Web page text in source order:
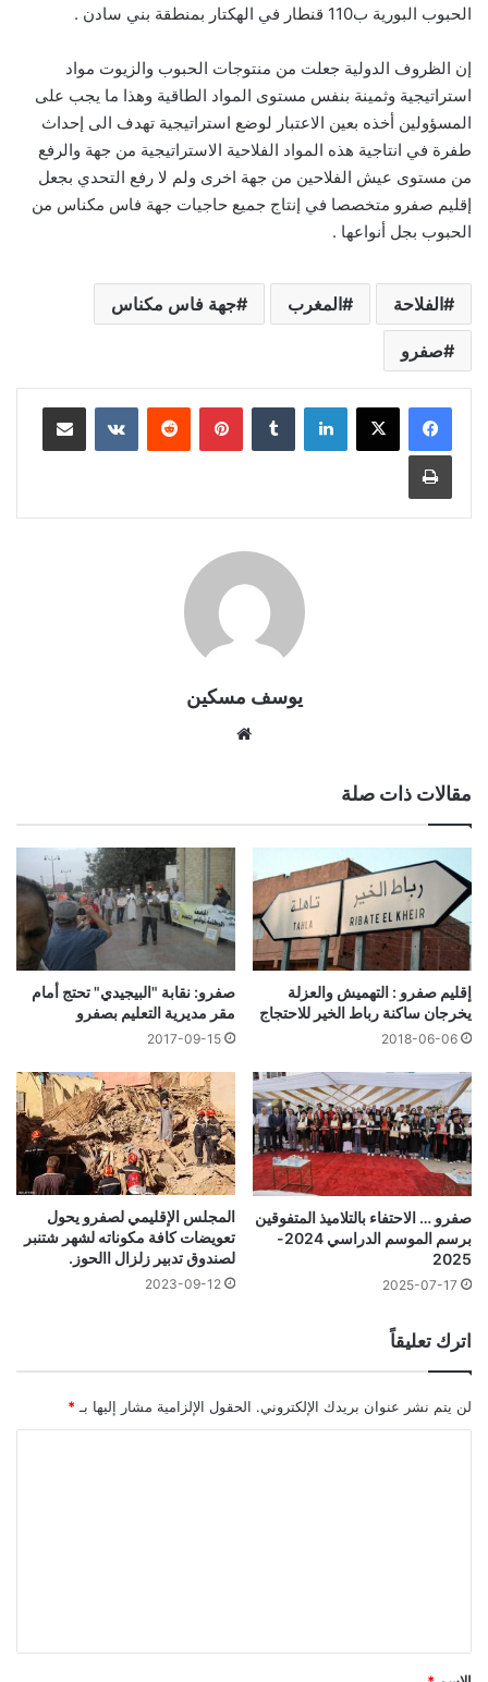
الحبوب البورية ب110 قنطار في الهكتار بمنطقة بني سادن .
إن الظروف الدولية جعلت من منتوجات الحبوب والزيوت مواد
استراتيجية وثمينة بنفس مستوى المواد الطاقية وهذا ما يجب على
المسؤولين أخذه بعين الاعتبار لوضع استراتيجية تهدف الى إحداث
طفرة في انتاجية هذه المواد الفلاحية الاستراتيجية من جهة والرفع
من مستوى عيش الفلاحين من جهة اخرى ولم لا رفع التحدي بجعل
إقليم صفرو متخصصا في إنتاج جميع حاجيات جهة فاس مكناس من
الحبوب بجل أنواعها .
الفلاحة المغرب جهة فاس مكناس
صفرو
لينكدإن بينتيريست مشاركة عبر البريد
طباعة
يوسف مسكين
مقالات ذات صلة
إقليم صفرو : التهميش والعزلة
يخرجان ساكنة رباط الخير للاحتجاج
2018-06-06
صفرو: نقابة "البيجيدي" تحتج أمام
مقر مديرية التعليم بصفرو
2017-09-15
صفرو … الاحتفاء بالتلاميذ المتفوقين
برسم الموسم الدراسي 2024-
2025
2025-07-17
المجلس الإقليمي لصفرو يحول
تعويضات كافة مكوناته لشهر شتنبر
لصندوق تدبير زلزال االحوز.
2023-09-12
اترك تعليقاً
لن يتم نشر عنوان بريدك الإلكتروني. الحقول الإلزامية مشار إليها بـ *
*